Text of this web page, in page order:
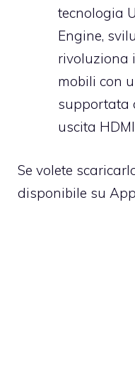
tecnologia
Engine,
rivoluziona
mobili con
supportata
uscita
Se volete
disponibile su